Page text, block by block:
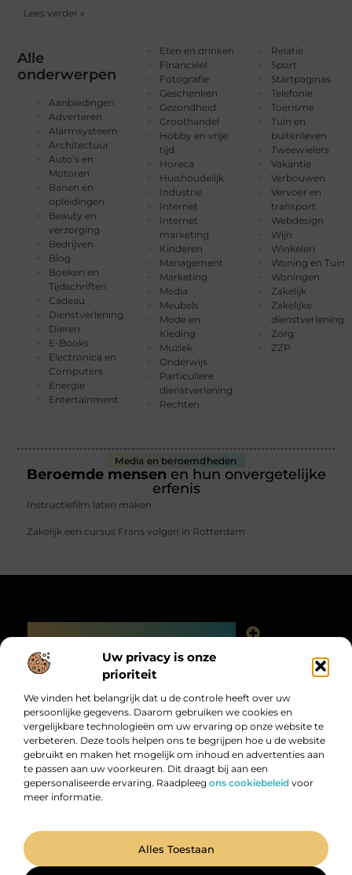
Uw privacy is onze
prioriteit
We vinden het belangrijk dat u de controle heeft over uw
persoonlijke gegevens. Daarom gebruiken we cookies en
vergelijkbare technologieën om uw ervaring op onze website te
verbeteren. Deze tools helpen ons te begrijpen hoe u de website
gebruikt en maken het mogelijk om inhoud en advertenties aan
te passen aan uw voorkeuren. Dit draagt bij aan een
gepersonaliseerde ervaring. Raadpleeg ons cookiebeleid voor
meer informatie.
Alles Toestaan
Alle
onderwerpen
Aanbiedingen
Adverteren
Alarmsysteem
Architectuur
Auto’s en
Motoren
Banen en
opleidingen
Beauty en
verzorging
Bedrijven
Blog
Boeken en
Tijdschriften
Cadeau
Dienstverlening
Dieren
E-Books
Electronica en
Computers
Energie
Entertainment
Eten en drinken
Financieel
Fotografie
Geschenken
Gezondheid
Groothandel
Hobby en vrije
tijd
Horeca
Huishoudelijk
Industrie
Internet
Internet
marketing
Kinderen
Management
Marketing
Media
Meubels
Mode en
Kleding
Muziek
Onderwijs
Particuliere
dienstverlening
Rechten
Relatie
Sport
Startpaginas
Telefonie
Toerisme
Tuin en
buitenleven
Tweewielers
Vakantie
Verbouwen
Vervoer en
transport
Webdesign
Wijn
Winkelen
Woning en Tuin
Woningen
Zakelijk
Zakelijke
dienstverlening
Zorg
ZZP
Lees verder »
Media en beroemdheden
Beroemde mensen en hun onvergetelijke
erfenis
Instructiefilm laten maken
Zakelijk een cursus Frans volgen in Rotterdam
Bericht categorie
Digitalk.nl – Ontdek, leer en praat mee!
@2025 All Right Reserved. Design by